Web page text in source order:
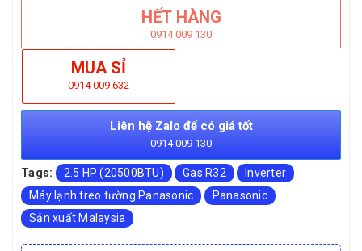
HẾT HÀNG
0914 009 130
MUA SỈ
0914 009 632
Liên hệ Zalo để có giá tốt
0914 009 130
Tags: 2.5 HP (20500BTU) Gas R32
Inverter
Máy lạnh treo tường Panasonic
Panasonic
Sản xuất Malaysia